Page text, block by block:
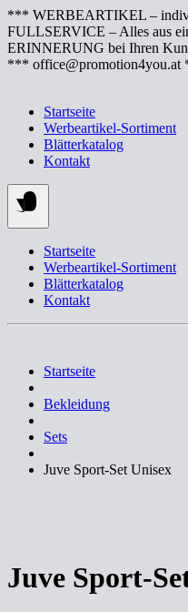
Springe
zum
Inhalt
*** WERBEARTIKEL –
FULLSERVICE – Alles aus
ERINNERUNG bei Ihren
*** office@promotion4you.at
Startseite
Werbeartikel-Sortiment
Blätterkatalog
Kontakt
Startseite
Werbeartikel-Sortiment
Blätterkatalog
Kontakt
Startseite
Bekleidung
Sets
Juve Sport-Set Unisex
Juve Sport-